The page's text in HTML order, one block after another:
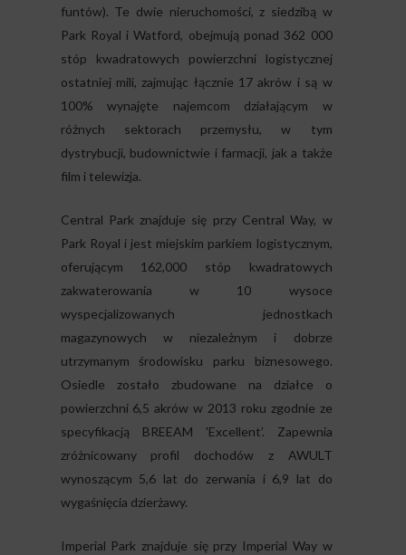
funtów). Te dwie nieruchomości, z siedzibą w
Park Royal i Watford, obejmują ponad 362 000
stóp kwadratowych powierzchni logistycznej
ostatniej mili, zajmując łącznie 17 akrów i są w
100% wynajęte najemcom działającym w
różnych sektorach przemysłu, w tym
dystrybucji, budownictwie i farmacji, jak a także
film i telewizja.
Central Park znajduje się przy Central Way, w
Park Royal i jest miejskim parkiem logistycznym,
oferującym 162,000 stóp kwadratowych
zakwaterowania w 10 wysoce
wyspecjalizowanych jednostkach
magazynowych w niezależnym i dobrze
utrzymanym środowisku parku biznesowego.
Osiedle zostało zbudowane na działce o
powierzchni 6,5 akrów w 2013 roku zgodnie ze
specyfikacją BREEAM 'Excellent’. Zapewnia
zróżnicowany profil dochodów z AWULT
wynoszącym 5,6 lat do zerwania i 6,9 lat do
wygaśnięcia dzierżawy.
Imperial Park znajduje się przy Imperial Way w